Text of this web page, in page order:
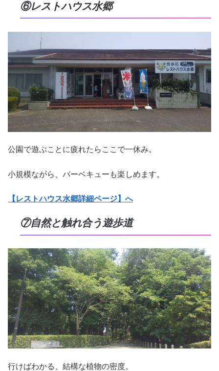
⑥レストハウス水郷
公園で遊ぶことに疲れたらここで一休み。
小規模ながら、バーベキューも楽しめます。
【レストハウス水郷詳細ページ】へ
⑦自然と触れ合う遊歩道
行けばわかる、結構な植物の密度。